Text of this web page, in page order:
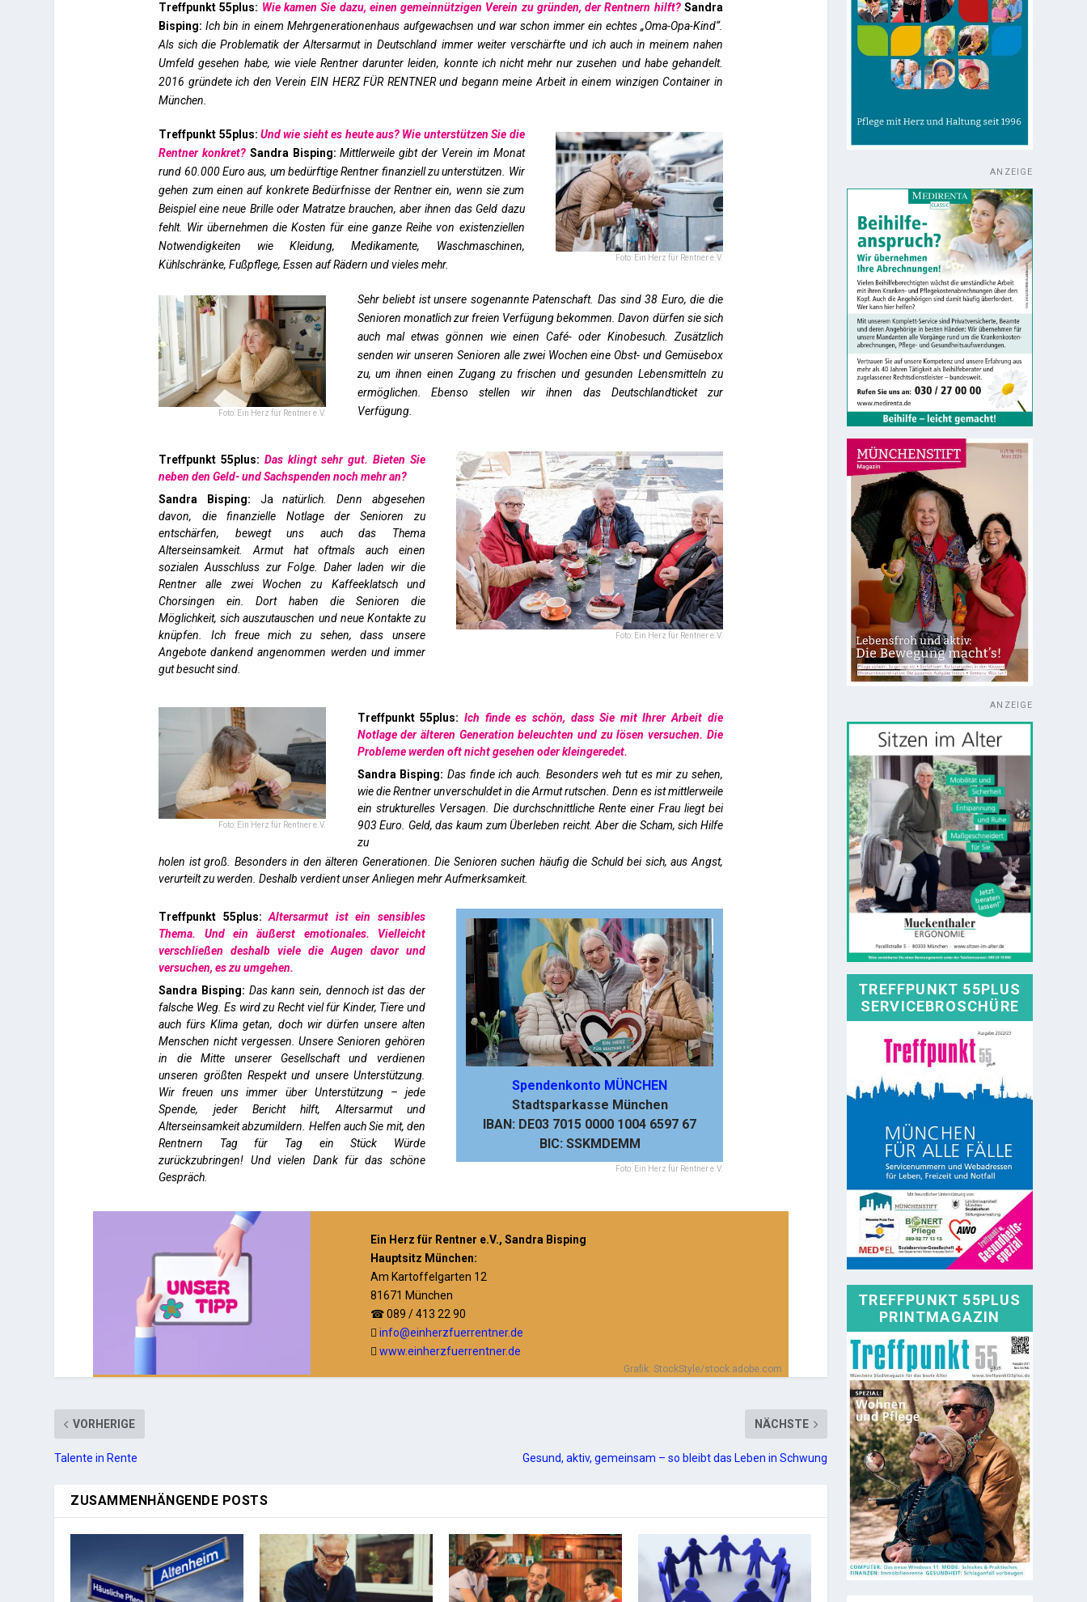
Treffpunkt 55plus: Wie kamen Sie dazu, einen gemeinnützigen Verein zu gründen, der Rentnern hilft? Sandra
Bisping: Ich bin in einem Mehrgenerationenhaus aufgewachsen und war schon immer ein echtes „Oma-Opa-Kind“.
Als sich die Problematik der Altersarmut in Deutschland immer weiter verschärfte und ich auch in meinem nahen
Umfeld gesehen habe, wie viele Rentner darunter leiden, konnte ich nicht mehr nur zusehen und habe gehandelt.
2016 gründete ich den Verein EIN HERZ FÜR RENTNER und begann meine Arbeit in einem winzigen Container in
München.
Treffpunkt 55plus: Und wie sieht es heute aus? Wie unterstützen Sie die
Rentner konkret? Sandra Bisping: Mittlerweile gibt der Verein im Monat
rund 60.000 Euro aus, um bedürftige Rentner finanziell zu unterstützen. Wir
gehen zum einen auf konkrete Bedürfnisse der Rentner ein, wenn sie zum
Beispiel eine neue Brille oder Matratze brauchen, aber ihnen das Geld dazu
fehlt. Wir übernehmen die Kosten für eine ganze Reihe von existenziellen
Notwendigkeiten wie Kleidung, Medikamente, Waschmaschinen,
Kühlschränke, Fußpflege, Essen auf Rädern und vieles mehr.
Foto: Ein Herz für Rentner e.V.
Foto: Ein Herz für Rentner e.V.
Sehr beliebt ist unsere sogenannte Patenschaft. Das sind 38 Euro, die die
Senioren monatlich zur freien Verfügung bekommen. Davon dürfen sie sich
auch mal etwas gönnen wie einen Café- oder Kinobesuch. Zusätzlich
senden wir unseren Senioren alle zwei Wochen eine Obst- und Gemüsebox
zu, um ihnen einen Zugang zu frischen und gesunden Lebensmitteln zu
ermöglichen. Ebenso stellen wir ihnen das Deutschlandticket zur
Verfügung.
Treffpunkt 55plus: Das klingt sehr gut. Bieten Sie
neben den Geld- und Sachspenden noch mehr an?
Sandra Bisping: Janatürlich. Denn abgesehen
davon, die finanzielle Notlage der Senioren zu
entschärfen, bewegt uns auch das Thema
Alterseinsamkeit. Armut hat oftmals auch einen
sozialen Ausschluss zur Folge. Daher laden wir die
Rentner alle zwei Wochen zu Kaffeeklatsch und
Chorsingen ein. Dort haben die Senioren die
Möglichkeit, sich auszutauschen und neue Kontakte zu
knüpfen. Ich freue mich zu sehen, dass unsere
Angebote dankend angenommen werden und immer
gut besucht sind.
Foto: Ein Herz für Rentner e.V.
Foto: Ein Herz für Rentner e.V.
Treffpunkt 55plus: Ich finde es schön, dass Sie mit Ihrer Arbeit die
Notlage der älteren Generation beleuchten und zu lösen versuchen. Die
Probleme werden oft nicht gesehen oder kleingeredet.
Sandra Bisping: Das finde ich auch. Besonders weh tut es mir zu sehen,
wie die Rentner unverschuldet in die Armut rutschen. Denn es ist mittlerweile
ein strukturelles Versagen. Die durchschnittliche Rente einer Frau liegt bei
903 Euro. Geld, das kaum zum Überleben reicht. Aber die Scham, sich Hilfe
zu
holen ist groß. Besonders in den älteren Generationen. Die Senioren suchen häufig die Schuld bei sich, aus Angst,
verurteilt zu werden. Deshalb verdient unser Anliegen mehr Aufmerksamkeit.
Treffpunkt 55plus:Altersarmut ist ein sensibles
Thema. Und ein äußerst emotionales. Vielleicht
verschließen deshalb viele die Augen davor und
versuchen, es zu umgehen.
Sandra Bisping: Das kann sein, dennoch ist das der
falsche Weg. Es wird zu Recht viel für Kinder, Tiere und
auch fürs Klima getan, doch wir dürfen unsere alten
Menschen nicht vergessen. Unsere Senioren gehören
in die Mitte unserer Gesellschaft und verdienen
unseren größten Respekt und unsere Unterstützung.
Wir freuen uns immer über Unterstützung – jede
Spende, jeder Bericht hilft, Altersarmut und
Alterseinsamkeit abzumildern. Helfen auch Sie mit, den
Rentnern Tag für Tag ein Stück Würde
zurückzubringen! Und vielen Dank für das schöne
Gespräch.
Spendenkonto MÜNCHEN
Stadtsparkasse München
IBAN: DE03 7015 0000 1004 6597 67
BIC: SSKMDEMM
Foto: Ein Herz für Rentner e.V.
Ein Herz für Rentner e.V., Sandra Bisping
Hauptsitz München:
Am Kartoffelgarten 12
81671 München
☎ 089 / 413 22 90
 info@einherzfuerrentner.de
 www.einherzfuerrentner.de
Grafik: StockStyle/stock.adobe.com
VORHERIGE
Talente in Rente
NÄCHSTE
Gesund, aktiv, gemeinsam – so bleibt das Leben in Schwung
ZUSAMMENHÄNGENDE POSTS
ANZEIGE
ANZEIGE
TREFFPUNKT 55PLUS
SERVICEBROSCHÜRE
TREFFPUNKT 55PLUS
PRINTMAGAZIN